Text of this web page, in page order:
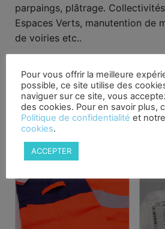
parpaings, plâtrage.
Espaces Verts, manutention de
de voiries etc..
Produits
Pour vous offrir la meilleure
possible, ce site utilise des
naviguer sur ce site, vous
des cookies. Pour en savoir plus,
Politique de confidentialité et notre
cookies.
ACCEPTER